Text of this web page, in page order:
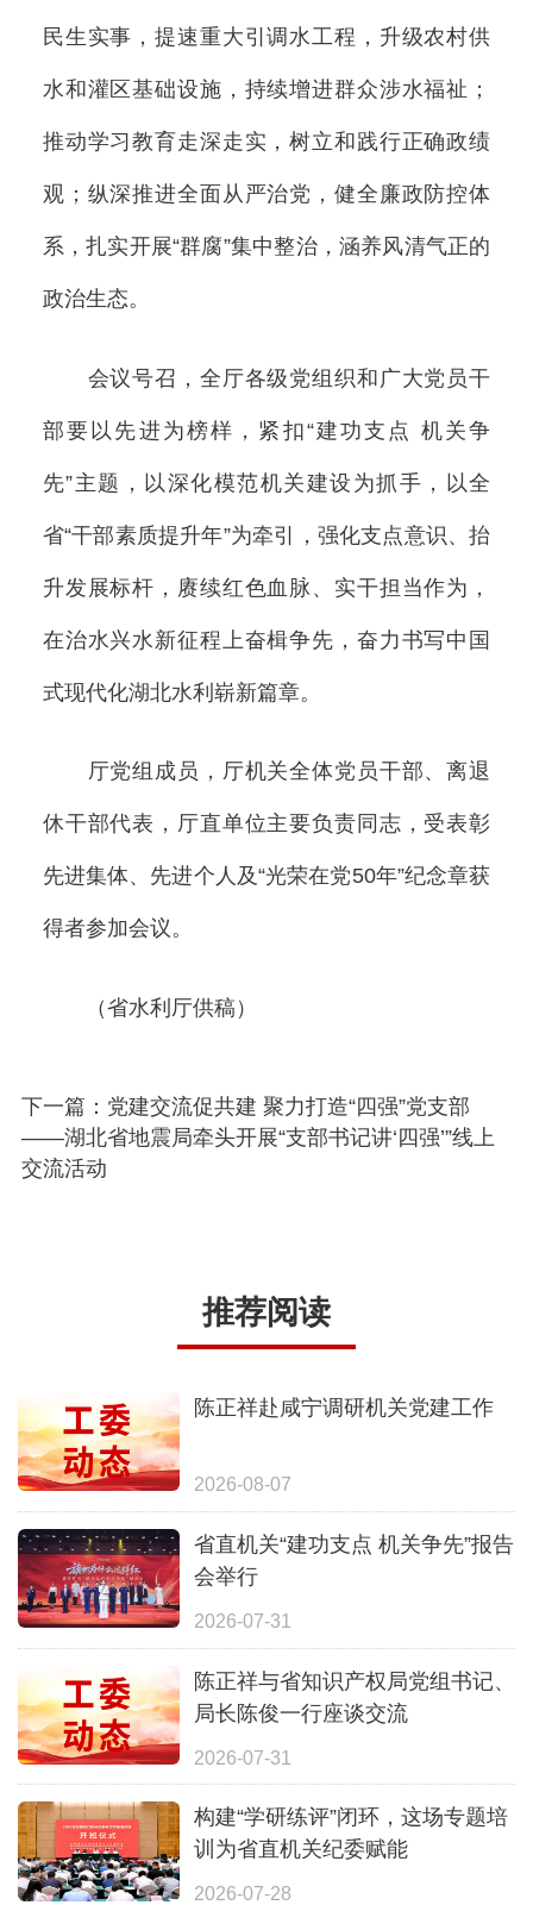
民生实事，提速重大引调水工程，升级农村供
水和灌区基础设施，持续增进群众涉水福祉；
推动学习教育走深走实，树立和践行正确政绩
观；纵深推进全面从严治党，健全廉政防控体
系，扎实开展“群腐”集中整治，涵养风清气正的
政治生态。
会议号召，全厅各级党组织和广大党员干
部要以先进为榜样，紧扣“建功支点 机关争
先”主题，以深化模范机关建设为抓手，以全
省“干部素质提升年”为牵引，强化支点意识、抬
升发展标杆，赓续红色血脉、实干担当作为，
在治水兴水新征程上奋楫争先，奋力书写中国
式现代化湖北水利崭新篇章。
厅党组成员，厅机关全体党员干部、离退
休干部代表，厅直单位主要负责同志，受表彰
先进集体、先进个人及“光荣在党50年”纪念章获
得者参加会议。
（省水利厅供稿）
下一篇：党建交流促共建 聚力打造“四强”党支部
——湖北省地震局牵头开展“支部书记讲‘四强’”线上
交流活动
推荐阅读
陈正祥赴咸宁调研机关党建工作
2026-08-07
省直机关“建功支点 机关争先”报告
会举行
2026-07-31
陈正祥与省知识产权局党组书记、
局长陈俊一行座谈交流
2026-07-31
构建“学研练评”闭环，这场专题培
训为省直机关纪委赋能
2026-07-28